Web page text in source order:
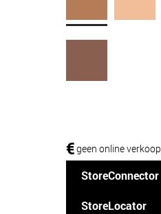
€geen online verkoop
StoreConnector
StoreLocator